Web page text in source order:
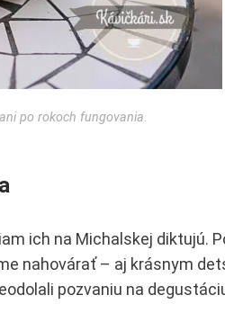
po rokoch fungovania.
ich na Michalskej diktujú.
nahovárať – aj krásnym
pozvaniu na